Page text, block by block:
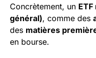
Concrètement, un
général), comme des
des matières
en bourse.